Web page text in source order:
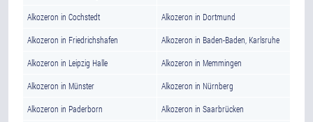
Alkozeron in Cochstedt Alkozeron in Dortmund
Alkozeron in Friedrichshafen Alkozeron in Baden-Baden, Karlsruhe
Alkozeron in Leipzig Halle Alkozeron in Memmingen
Alkozeron in Münster Alkozeron in Nürnberg
Alkozeron in Paderborn Alkozeron in Saarbrücken